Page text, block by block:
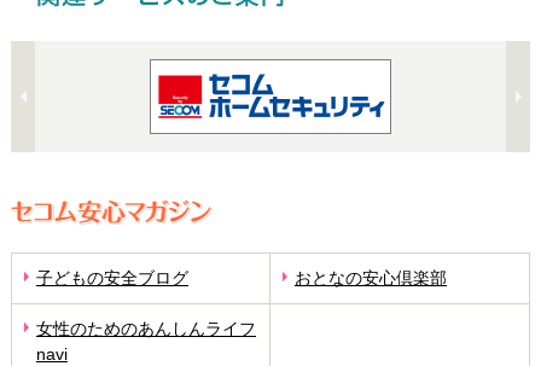
子どもの安全ブログ おとなの安心倶楽部
女性のためのあんしんライフ
navi